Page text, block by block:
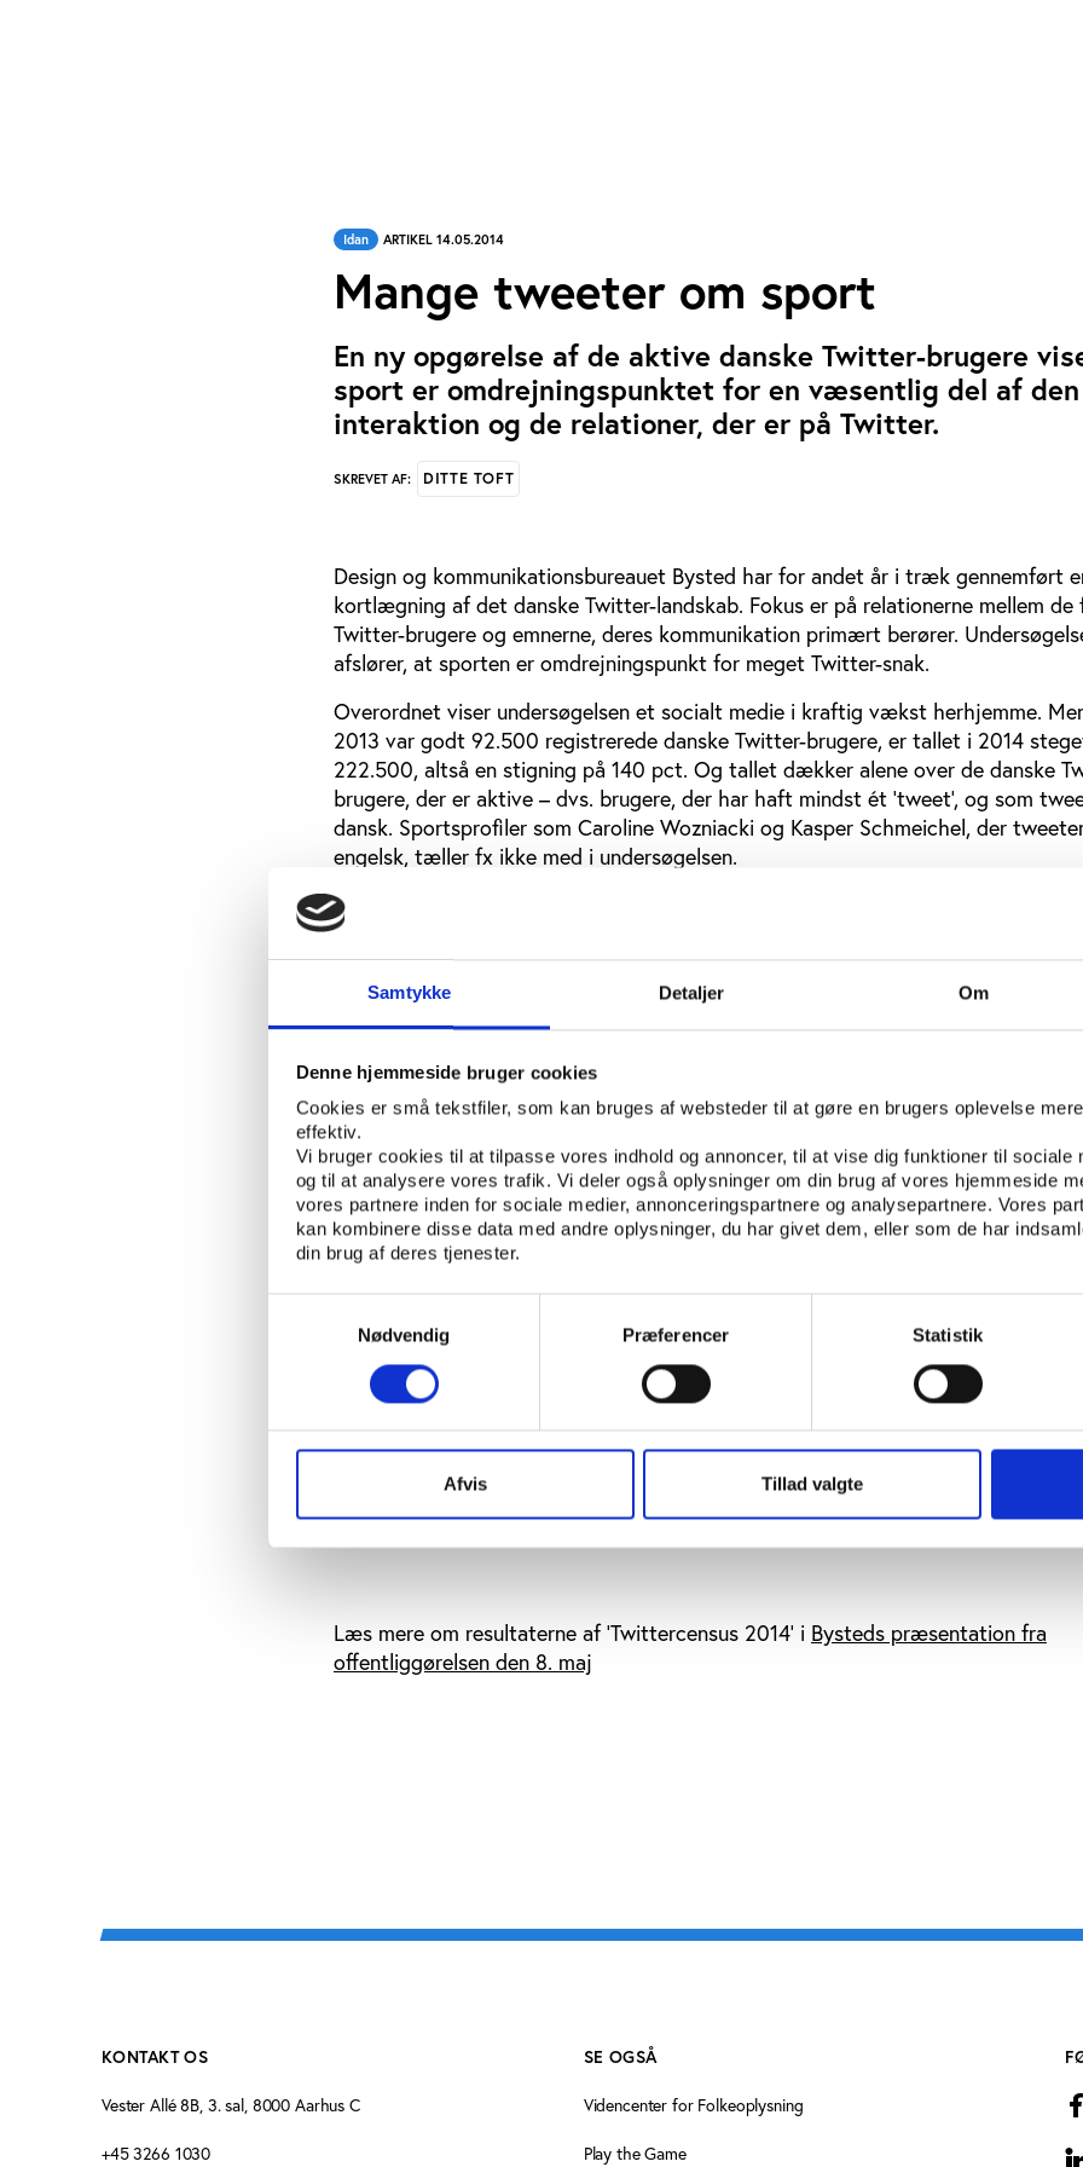
Samtykke Detaljer Om
Denne hjemmeside bruger cookies
Cookies er små tekstfiler, som kan bruges af websteder til at gøre en brugers oplevelse mere
effektiv.
Vi bruger cookies til at tilpasse vores indhold og annoncer, til at vise dig funktioner til sociale
og til at analysere vores trafik. Vi deler også oplysninger om din brug af vores hjemmeside
vores partnere inden for sociale medier, annonceringspartnere og analysepartnere. Vores
kan kombinere disse data med andre oplysninger, du har givet dem, eller som de har
din brug af deres tjenester.
Nødvendig
Præferencer Statistik
Afvis Tillad valgte
Idan ARTIKEL 14.05.2014
Mange tweeter om sport
En ny opgørelse af de aktive danske Twitter-brugere
sport er omdrejningspunktet for en væsentlig del af den
interaktion og de relationer, der er på Twitter.
SKREVET AF: DITTE TOFT
Design og kommunikationsbureauet Bysted har for andet år i træk gennemført
kortlægning af det danske Twitter-landskab. Fokus er på relationerne mellem de
Twitter-brugere og emnerne, deres kommunikation primært berører.
afslører, at sporten er omdrejningspunkt for meget Twitter-snak.
Overordnet viser undersøgelsen et socialt medie i kraftig vækst herhjemme.
2013 var godt 92.500 registrerede danske Twitter-brugere, er tallet i 2014
222.500, altså en stigning på 140 pct. Og tallet dækker alene over de danske
brugere, der er aktive – dvs. brugere, der har haft mindst ét ’tweet’, og som
dansk. Sportsprofiler som Caroline Wozniacki og Kasper Schmeichel, der
engelsk, tæller fx ikke med i undersøgelsen.
Resultaterne viser, at der er fem overordnede emnekategorier, der præger folks
og tweets: sport/kendte, musik/’teens’/comedy, politik/medier og
kommunikation/tech/iværksættere samt den mindre kategori uddannelse (se
nedenfor).
sportsfeltet er det da også kendte sportsjournalister og atleter i store
fodbold og håndbold, der trækker flest følgere. Her kan nævnes Ulla Essendrop
Elming blandt journalisterne samt Brøndby-spilleren Simon Makienok og
Niklas Landin blandt eliteudøverne som nogle af de mest fulgte.
I en skandinavisk kontekst er både Sverige og Norge klart foran Danmark på
af registrerede brugere og aktive tweetere. F.eks. har Sverige tæt på en kvart
aktive tweetere mod blot 40.000 i Danmark.
flere emnekategorier, er udviklingen i Danmark indtil videre gået den modsatte
Sverige i dag eksempelvis inden for sportskategorien kan registrere klare
bestemte idrætter, herunder f.eks. floorball, flyder kategorierne i det danske
landskab sammen, så der er kommet et overlap mellem sport og kendte inden
seneste år.
Læs mere om resultaterne af ’Twittercensus 2014' i Bysteds præsentation fra
offentliggørelsen den 8. maj
KONTAKT OS
Vester Allé 8B, 3. sal, 8000 Aarhus C
+45 3266 1030
SE OGSÅ
Videncenter for Folkeoplysning
Play the Game